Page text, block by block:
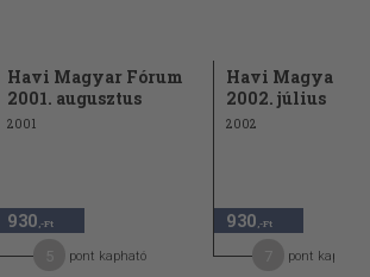
Havi Magyar Fórum
2001. augusztus
2001
930 ,-Ft
pont kapható
Havi Magyar
2002. július
2002
930 ,-Ft
pont kapható